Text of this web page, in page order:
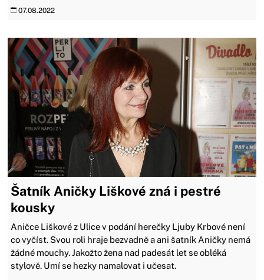
07.08.2022
Šatník Aničky Liškové zná i pestré
kousky
Aničce Liškové z Ulice v podání herečky Ljuby Krbové není
co vyčíst. Svou roli hraje bezvadně a ani šatník Aničky nemá
žádné mouchy. Jakožto žena nad padesát let se obléká
stylově. Umí se hezky namalovat i učesat.